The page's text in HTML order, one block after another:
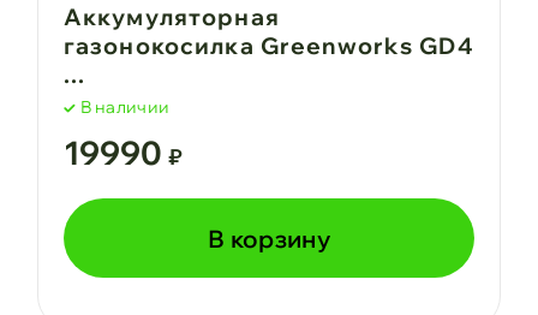
Аккумуляторная
газонокосилка Greenworks GD4
...
В наличии
19990 ₽
В корзину